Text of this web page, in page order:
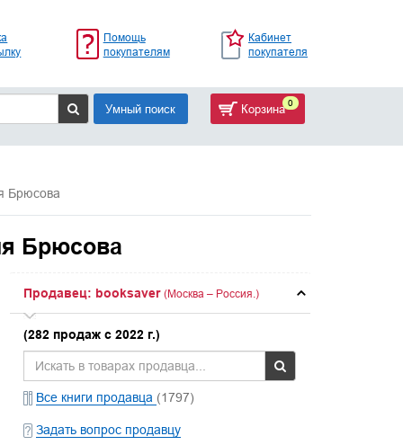
Помощь
покупателям
Кабинет
покупателя
Умный поиск Корзина 0
Брюсова
Брюсова
Продавец: booksaver (Москва – Россия.)
(282 продаж с 2022 г.)
Все книги продавца (1797)
Задать вопрос продавцу